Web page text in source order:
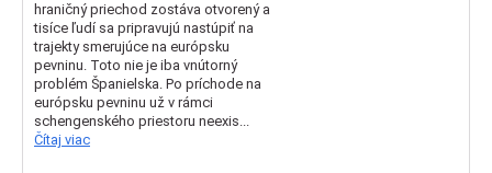
hraničný priechod zostáva otvorený a
tisíce ľudí sa pripravujú nastúpiť na
trajekty smerujúce na európsku
pevninu. Toto nie je iba vnútorný
problém Španielska. Po príchode na
európsku pevninu už v rámci
schengenského priestoru neexis...
Čítaj viac